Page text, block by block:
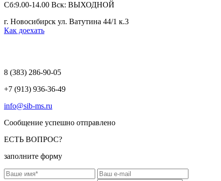
Сб:9.00-14.00 Вск: ВЫХОДНОЙ
г. Новосибирск ул. Ватутина 44/1 к.3
Как доехать
8 (383) 286-90-05
+7 (913) 936-36-49
info@sib-ms.ru
Сообщение успешно отправлено
ЕСТЬ ВОПРОС?
заполните форму